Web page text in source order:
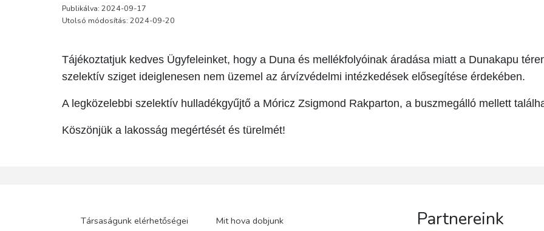
Publikálva: 2024-09-17
Utolsó módosítás: 2024-09-20
Tájékoztatjuk kedves Ügyfeleinket, hogy a Duna és mellékfolyóinak áradása miatt a Dunakapu
szelektív sziget ideiglenesen nem üzemel az árvízvédelmi intézkedések elősegítése érdekében.
A legközelebbi szelektív hulladékgyűjtő a Móricz Zsigmond Rakparton, a buszmegálló mellett
Köszönjük a lakosság megértését és türelmét!
Társaságunk elérhetőségei
Mit hova dobjunk
Partnereink